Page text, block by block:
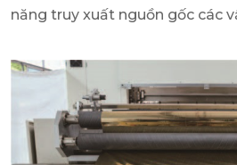
năng truy xuất nguồn gốc các